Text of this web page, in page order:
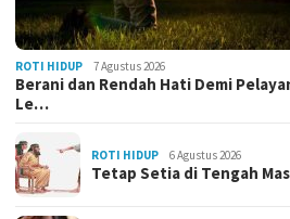
ROTI HIDUP 7 Agustus 2026
Berani dan Rendah Hati Demi
Le…
ROTI HIDUP 6 Agustus 2026
Tetap Setia di Tengah